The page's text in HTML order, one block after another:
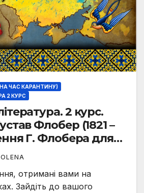
ЧАС КАРАНТИНУ)
2 КУРС
2 курс.
Флобер (1821 –
Г. Флобера для
OLENA
отримані вами на
Зайдіть до вашого